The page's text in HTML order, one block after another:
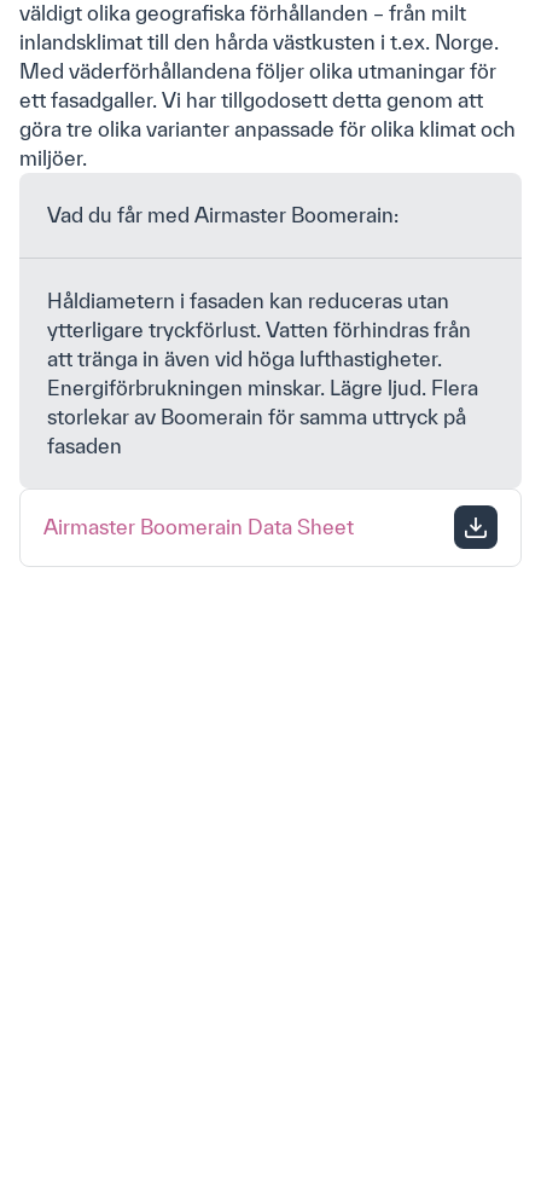
väldigt olika geografiska förhållanden – från milt
inlandsklimat till den hårda västkusten i t.ex. Norge.
Med väderförhållandena följer olika utmaningar för
ett fasadgaller. Vi har tillgodosett detta genom att
göra tre olika varianter anpassade för olika klimat och
miljöer.
Vad du får med Airmaster Boomerain:
Håldiametern i fasaden kan reduceras utan
ytterligare tryckförlust. Vatten förhindras från
att tränga in även vid höga lufthastigheter.
Energiförbrukningen minskar. Lägre ljud. Flera
storlekar av Boomerain för samma uttryck på
fasaden
Airmaster Boomerain Data Sheet
marknadsföring och integritet. *
Cookie-policy